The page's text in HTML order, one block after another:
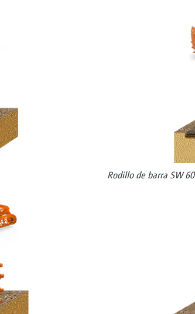
Rodillo de barra SW